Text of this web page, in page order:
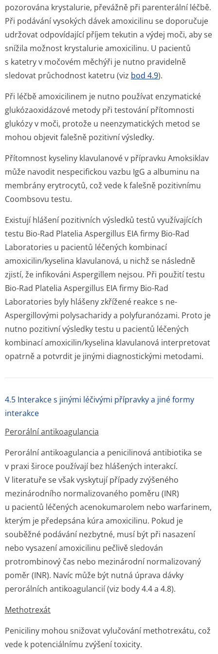
pozorována krystalurie, převážně při parenterální léčbě.
Při podávání vysokých dávek amoxicilinu se doporučuje
udržovat odpovídající příjem tekutin a výdej moči, aby se
snížila možnost krystalurie amoxicilinu. U pacientů
s katetry v močovém měchýři je nutno pravidelně
sledovat průchodnost katetru (viz bod 4.9).
Při léčbě amoxicilinem je nutno používat enzymatické
glukózaoxidázové metody při testování přítomnosti
glukózy v moči, protože u neenzymatických metod se
mohou objevit falešně pozitivní výsledky.
Přítomnost kyseliny klavulanové v přípravku Amoksiklav
může navodit nespecifickou vazbu IgG a albuminu na
membrány erytrocytů, což vede k falešně pozitivnímu
Coombsovu testu.
Existují hlášení pozitivních výsledků testů využívajících
testu Bio-Rad Platelia Aspergillus EIA firmy Bio-Rad
Laboratories u pacientů léčených kombinací
amoxicilin/kyselina klavulanová, u nichž se následně
zjistí, že infikováni Aspergillem nejsou. Při použití testu
Bio-Rad Platelia Aspergillus EIA firmy Bio-Rad
Laboratories byly hlášeny zkřížené reakce s ne-
Aspergillovými polysacharidy a polyfuranózami. Proto je
nutno pozitivní výsledky testu u pacientů léčených
kombinací amoxicilin/kyselina klavulanová interpretovat
opatrně a potvrdit je jinými diagnostickými metodami.
4.5 Interakce s jinými léčivými přípravky a jiné formy
interakce
Perorální antikoagulancia
Perorální antikoagulancia a penicilinová antibiotika se
v praxi široce používají bez hlášených interakcí.
V literatuře se však vyskytují případy zvýšeného
mezinárodního normalizovaného poměru (INR)
u pacientů léčených acenokumarolem nebo warfarinem,
kterým je předepsána kúra amoxicilinu. Pokud je
souběžné podávání nezbytné, musí být při nasazení
nebo vysazení amoxicilinu pečlivě sledován
protrombinový čas nebo mezinárodní normalizovaný
poměr (INR). Navíc může být nutná úprava dávky
perorálních antikoagulancií (viz body 4.4 a 4.8).
Methotrexát
Peniciliny mohou snižovat vylučování methotrexátu, což
vede k potenciálnímu zvýšení toxicity.